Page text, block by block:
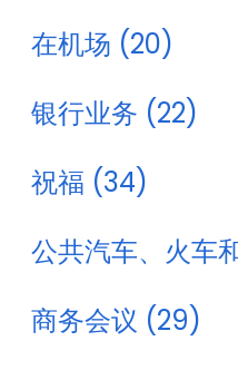
在机场 (20)
银行业务 (22)
祝福 (34)
公共汽车、火车
商务会议 (29)